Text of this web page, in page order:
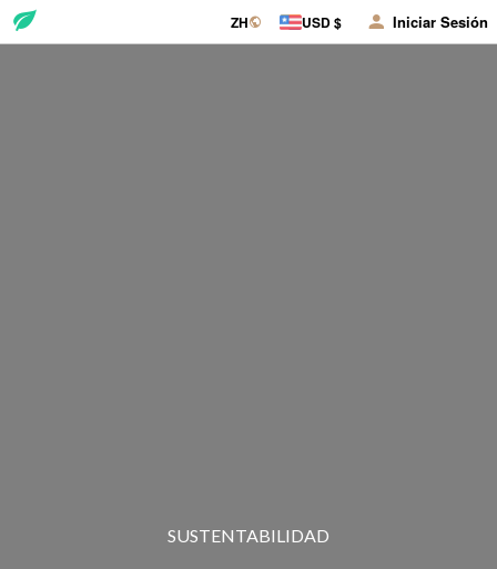
ZH USD $ Iniciar Sesión
SUSTENTABILIDAD